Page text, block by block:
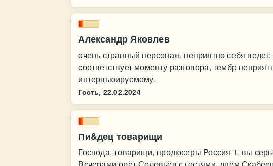
Александр Яковлев
очень странный персонаж. неприятно себя
соответствует моменту разговора, тембр
интервьюируемому.
Гость, 22.02.2024
Пи&дец товарищи
Господа, товарищи, продюсеры Россия 1, вы